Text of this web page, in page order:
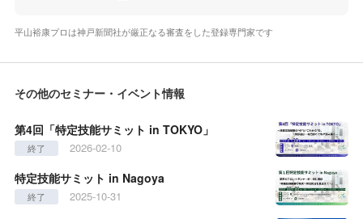
平山裕康プロは神戸新聞社が厳正なる審査をした登録専門家です
その他のセミナー・イベント情報
第4回「特定技能サミット in TOKYO」
終了 2026-02-10
特定技能サミット in Nagoya
終了 2025-10-31